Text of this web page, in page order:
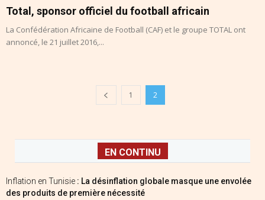
Total, sponsor officiel du football africain
La Confédération Africaine de Football (CAF) et le groupe TOTAL ont
annoncé, le 21 juillet 2016,...
1 2
EN CONTINU
Inflation en Tunisie : La désinflation globale masque une envolée
des produits de première nécessité